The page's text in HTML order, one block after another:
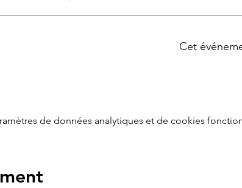
Cet
de données analytiques et de cookies